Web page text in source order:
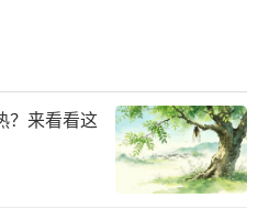
”是艺术的不幸、文化
但愿传统绝活失传的遗
一天，当我们深情回望
没有拿功利和市侩去衡
？来看看这